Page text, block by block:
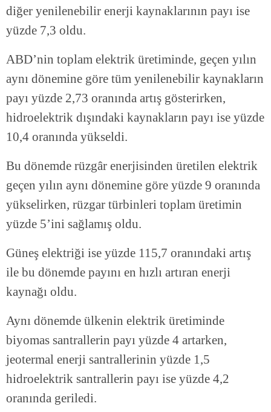
diğer yenilenebilir enerji kaynaklarının payı ise
yüzde 7,3 oldu.
ABD’nin toplam elektrik üretiminde, geçen yılın
aynı dönemine göre tüm yenilenebilir kaynakların
payı yüzde 2,73 oranında artış gösterirken,
hidroelektrik dışındaki kaynakların payı ise yüzde
10,4 oranında yükseldi.
Bu dönemde rüzgâr enerjisinden üretilen elektrik
geçen yılın aynı dönemine göre yüzde 9 oranında
yükselirken, rüzgar türbinleri toplam üretimin
yüzde 5’ini sağlamış oldu.
Güneş elektriği ise yüzde 115,7 oranındaki artış
ile bu dönemde payını en hızlı artıran enerji
kaynağı oldu.
Aynı dönemde ülkenin elektrik üretiminde
biyomas santrallerin payı yüzde 4 artarken,
jeotermal enerji santrallerinin yüzde 1,5
hidroelektrik santrallerin payı ise yüzde 4,2
oranında geriledi.